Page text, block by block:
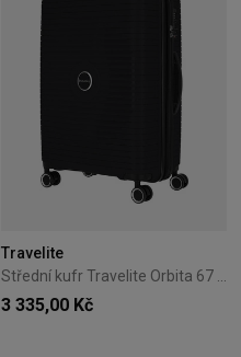
Travelite
3 335,00 Kč